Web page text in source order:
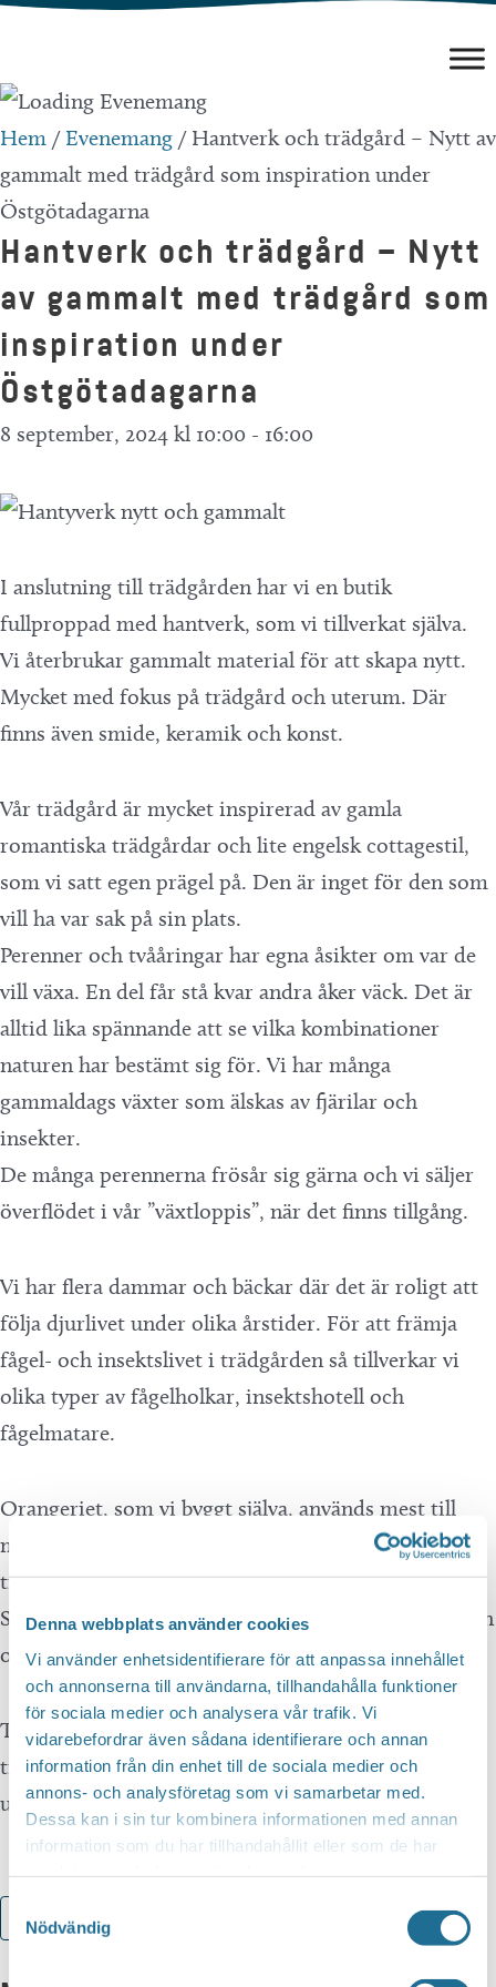
Denna webbplats använder cookies
Vi använder enhetsidentifierare för att anpassa innehållet
och annonserna till användarna, tillhandahålla funktioner
för sociala medier och analysera vår trafik. Vi
vidarebefordrar även sådana identifierare och annan
information från din enhet till de sociala medier och
annons- och analysföretag som vi samarbetar med.
Dessa kan i sin tur kombinera informationen med annan
information som du har tillhandahållit eller som de har
Nödvändig
Hoppa
innehåll
Hem /Evenemang / Hantverk och trädgård – Nytt av
gammalt med trädgård som inspiration under
Östgötadagarna
Hantverk och trädgård – Nytt
av gammalt med trädgård som
inspiration under
Östgötadagarna
8 september, 2024 kl 10:00 - 16:00
I anslutning till trädgården har vi en butik
fullproppad med hantverk, som vi tillverkat själva.
Vi återbrukar gammalt material för att skapa nytt.
Mycket med fokus på trädgård och uterum. Där
finns även smide, keramik och konst.
Vår trädgård är mycket inspirerad av gamla
romantiska trädgårdar och lite engelsk cottagestil,
som vi satt egen prägel på. Den är inget för den som
vill ha var sak på sin plats.
Perenner och tvååringar har egna åsikter om var de
vill växa. En del får stå kvar andra åker väck. Det är
alltid lika spännande att se vilka kombinationer
naturen har bestämt sig för. Vi har många
gammaldags växter som älskas av fjärilar och
insekter.
De många perennerna frösår sig gärna och vi säljer
överflödet i vår ”växtloppis”, när det finns tillgång.
Vi har flera dammar och bäckar där det är roligt att
följa djurlivet under olika årstider. För att främja
fågel- och insektslivet i trädgården så tillverkar vi
olika typer av fågelholkar, insektshotell och
fågelmatare.
Orangeriet, som vi byggt själva, används mest till
matsal och vila. Vi har byggt en smedja där vi
tillverkar olika växtstöd och annat till trädgården.
Samspelet mellan växter och hårda material som järn
och sten tröttnar vi aldrig på att utforska.
Tag gärna med fikakorgen och slå dig ner i
trädgården. Den som har barnasinnet kvar kan leta
upp ”kolaträdet” och se om det bär någon frukt.
Lägg till i kalender